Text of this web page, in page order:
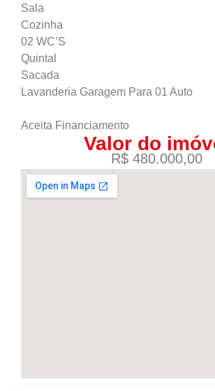
Sala
Cozinha
02 WC’S
Quintal
Sacada
Lavanderia Garagem Para 01 Auto
Aceita Financiamento
Valor do
R$ 480.000,00